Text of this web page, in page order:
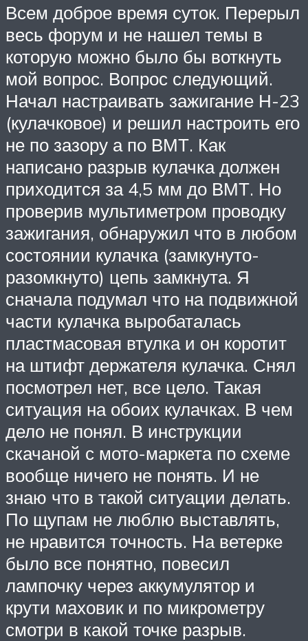
Всем доброе время суток. Перерыл
весь форум и не нашел темы в
которую можно было бы воткнуть
мой вопрос. Вопрос следующий.
Начал настраивать зажигание Н-23
(кулачковое) и решил настроить его
не по зазору а по ВМТ. Как
написано разрыв кулачка должен
приходится за 4,5 мм до ВМТ. Но
проверив мультиметром проводку
зажигания, обнаружил что в любом
состоянии кулачка (замкунуто-
разомкнуто) цепь замкнута. Я
сначала подумал что на подвижной
части кулачка выробаталась
пластмасовая втулка и он коротит
на штифт держателя кулачка. Снял
посмотрел нет, все цело. Такая
ситуация на обоих кулачках. В чем
дело не понял. В инструкции
скачаной с мото-маркета по схеме
вообще ничего не понять. И не
знаю что в такой ситуации делать.
По щупам не люблю выставлять,
не нравится точность. На ветерке
было все понятно, повесил
лампочку через аккумулятор и
крути маховик и по микрометру
смотри в какой точке разрыв.